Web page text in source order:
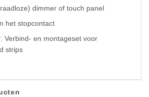
dimmer of touch panel
het stopcontact
Verbind- en montageset voor
strips